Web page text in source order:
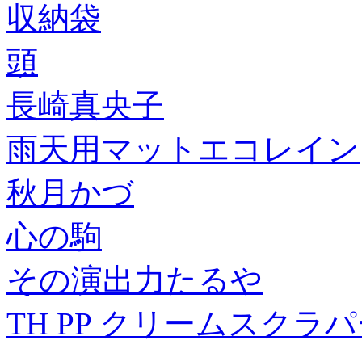
収納袋
頭
長崎真央子
雨天用マットエコレイン
秋月かづ
心の駒
その演出力たるや
TH PP クリームスクラ